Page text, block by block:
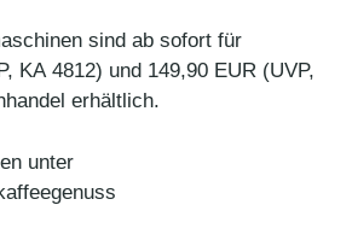
sind ab sofort für
KA 4812) und 149,90 EUR (UVP,
erhältlich.
unter